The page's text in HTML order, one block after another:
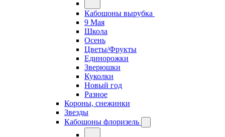
Кабошоны вырубка
9 Мая
Школа
Осень
Цветы/Фрукты
Единорожки
Зверюшки
Куколки
Новый год
Разное
Короны, снежинки
Звезды
Кабошоны флоризель